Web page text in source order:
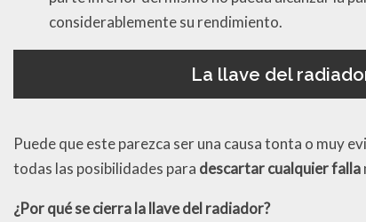
considerablemente su rendimiento.
La llave del
Puede que este parezca ser una causa tonta o muy
todas las posibilidades para descartar cualquier falla
¿Por qué se cierra la llave del radiador?